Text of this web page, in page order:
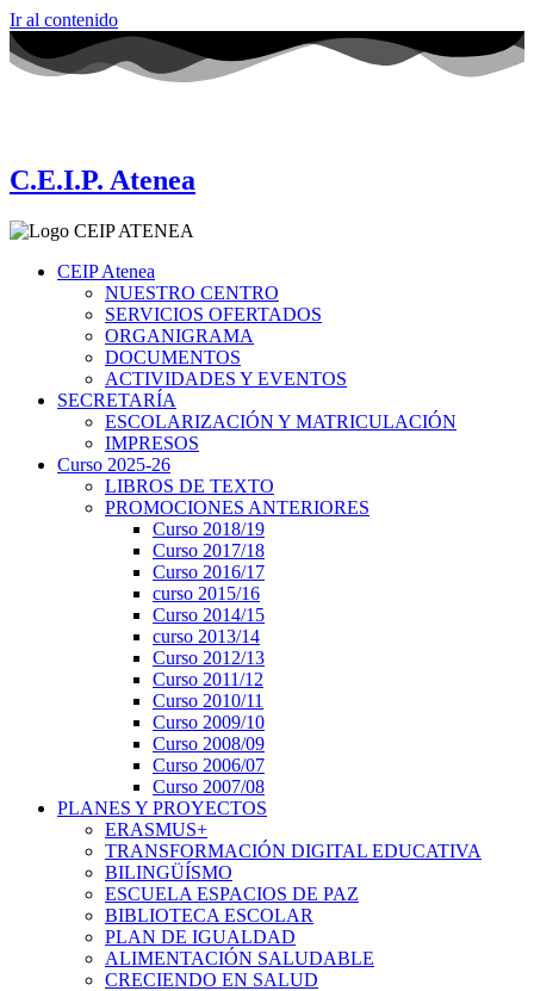
Ir al contenido
C.E.I.P. Atenea
CEIP Atenea
NUESTRO CENTRO
SERVICIOS OFERTADOS
ORGANIGRAMA
DOCUMENTOS
ACTIVIDADES Y EVENTOS
SECRETARÍA
ESCOLARIZACIÓN Y MATRICULACIÓN
IMPRESOS
Curso 2025-26
LIBROS DE TEXTO
PROMOCIONES ANTERIORES
Curso 2018/19
Curso 2017/18
Curso 2016/17
curso 2015/16
Curso 2014/15
curso 2013/14
Curso 2012/13
Curso 2011/12
Curso 2010/11
Curso 2009/10
Curso 2008/09
Curso 2006/07
Curso 2007/08
PLANES Y PROYECTOS
ERASMUS+
TRANSFORMACIÓN DIGITAL EDUCATIVA
BILINGÜÍSMO
ESCUELA ESPACIOS DE PAZ
BIBLIOTECA ESCOLAR
PLAN DE IGUALDAD
ALIMENTACIÓN SALUDABLE
CRECIENDO EN SALUD